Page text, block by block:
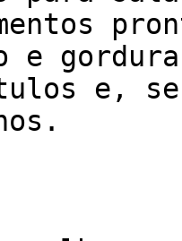
e
e,